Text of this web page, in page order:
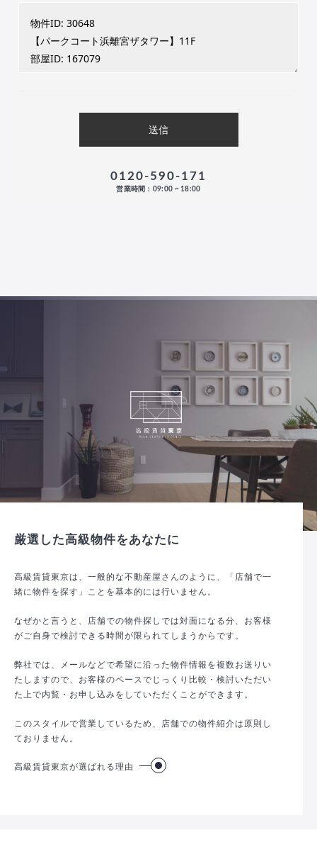
0120-590-171
営業時間：09:00 ~ 18:00
厳選した高級物件をあなたに
高級賃貸東京は、一般的な不動産屋さんのように、「店舗で一
緒に物件を探す」ことを基本的には行いません。
なぜかと言うと、店舗での物件探しでは対面になる分、お客様
がご自身で検討できる時間が限られてしまうからです。
弊社では、メールなどで希望に沿った物件情報を複数お送りい
たしますので、お客様のペースでじっくり比較・検討いただい
た上で内覧・お申し込みをしていただくことができます。
このスタイルで営業しているため、店舗での物件紹介は原則し
ておりません。
高級賃貸東京が選ばれる理由